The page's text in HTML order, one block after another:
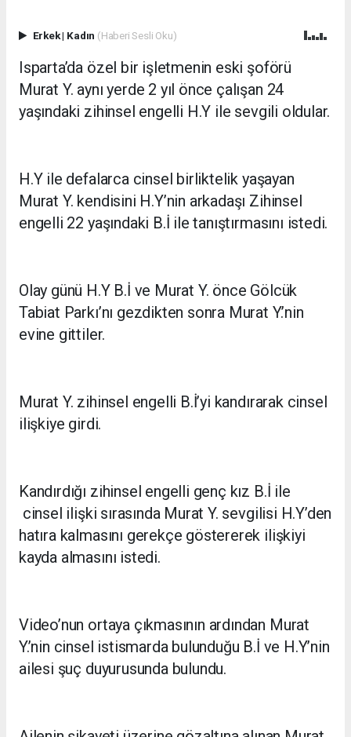
Erkek| Kadın (Haberi Sesli Oku)
Isparta’da özel bir işletmenin eski şoförü
Murat Y. aynı yerde 2 yıl önce çalışan 24
yaşındaki zihinsel engelli H.Y ile sevgili oldular.
H.Y ile defalarca cinsel birliktelik yaşayan
Murat Y. kendisini H.Y’nin arkadaşı Zihinsel
engelli 22 yaşındaki B.İ ile tanıştırmasını istedi.
Olay günü H.Y B.İ ve Murat Y. önce Gölcük
Tabiat Parkı’nı gezdikten sonra Murat Y.’nin
evine gittiler.
Murat Y. zihinsel engelli B.İ’yi kandırarak cinsel
ilişkiye girdi.
Kandırdığı zihinsel engelli genç kız B.İ ile
cinsel ilişki sırasında Murat Y. sevgilisi H.Y’den
hatıra kalmasını gerekçe göstererek ilişkiyi
kayda almasını istedi.
Video’nun ortaya çıkmasının ardından Murat
Y.’nin cinsel istismarda bulunduğu B.İ ve H.Y’nin
ailesi şuç duyurusunda bulundu.